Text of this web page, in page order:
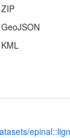
ZIP
GeoJSON
KML